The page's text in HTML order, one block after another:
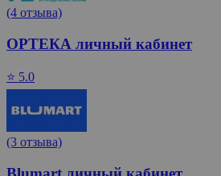
(4 отзыва)
ОРТЕКА личный кабинет
⭐ 5.0
(3 отзыва)